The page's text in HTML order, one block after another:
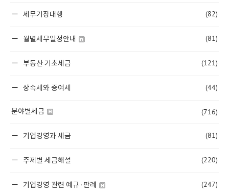
세무기장대행 (82)
월별세무일정안내 (81)
부동산 기초세금 (121)
상속세와 증여세 (44)
분야별세금 (716)
기업경영과 세금 (81)
주제별 세금해설 (220)
기업경영 관련 예규·판례 (247)